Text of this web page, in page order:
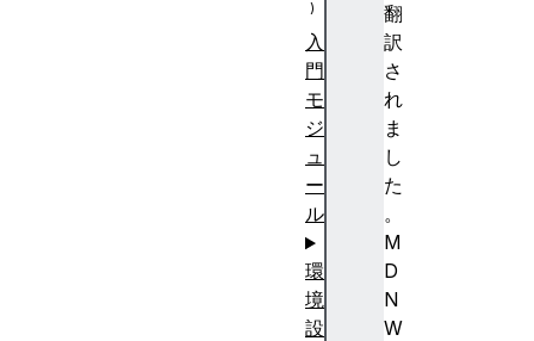
翻
訳
さ
れ
ま
し
た
。
M
D
N
W
入
門
モ
ジ
ュ
ー
ル
環
境
設